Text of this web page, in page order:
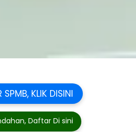
SPMB, KLIK DISINI
Daftar Di sini